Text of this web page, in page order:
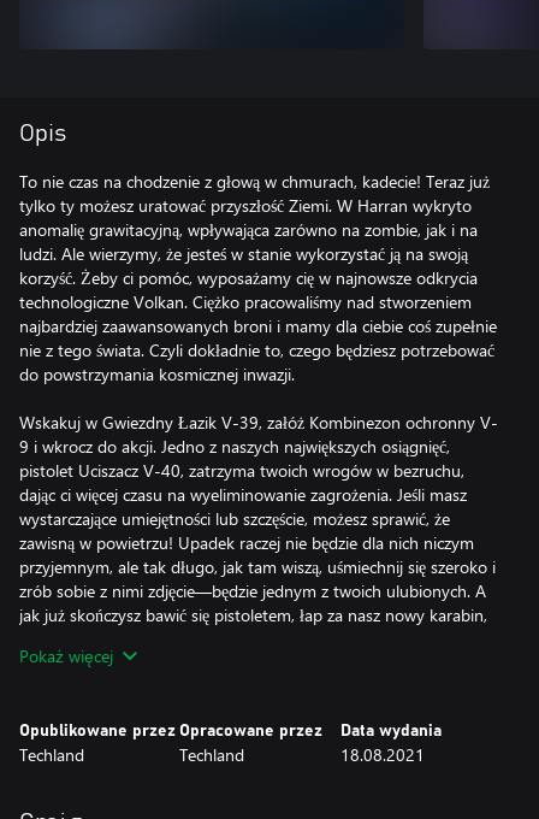
Opis
To nie czas na chodzenie z głową w chmurach, kadecie! Teraz już
tylko ty możesz uratować przyszłość Ziemi. W Harran wykryto
anomalię grawitacyjną, wpływająca zarówno na zombie, jak i na
ludzi. Ale wierzymy, że jesteś w stanie wykorzystać ją na swoją
korzyść. Żeby ci pomóc, wyposażamy cię w najnowsze odkrycia
technologiczne Volkan. Ciężko pracowaliśmy nad stworzeniem
najbardziej zaawansowanych broni i mamy dla ciebie coś zupełnie
nie z tego świata. Czyli dokładnie to, czego będziesz potrzebować
do powstrzymania kosmicznej inwazji.
Wskakuj w Gwiezdny Łazik V-39, załóż Kombinezon ochronny V-
9 i wkrocz do akcji. Jedno z naszych największych osiągnięć,
pistolet Uciszacz V-40, zatrzyma twoich wrogów w bezruchu,
dając ci więcej czasu na wyeliminowanie zagrożenia. Jeśli masz
wystarczające umiejętności lub szczęście, możesz sprawić, że
zawisną w powietrzu! Upadek raczej nie będzie dla nich niczym
przyjemnym, ale tak długo, jak tam wiszą, uśmiechnij się szeroko i
zrób sobie z nimi zdjęcie—będzie jednym z twoich ulubionych. A
jak już skończysz bawić się pistoletem, łap za nasz nowy karabin,
podpalić przeciwników. Z nim na pewno pozbędziesz się
takiej sytuacji mamy dla ciebie maczetę Kameleon V-27, która
zmienia swój zabójczy efekt po kilku ciosach. Dobra, kadecie, teraz
gości z Ziemi.
Pokaż więcej
Opublikowane przez
Techland
Opracowane przez
Techland
Data wydania
18.08.2021